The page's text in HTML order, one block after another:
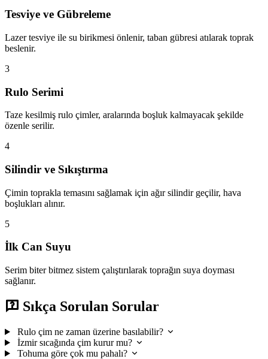
Tesviye ve Gübreleme
Lazer tesviye ile su birikmesi önlenir, taban gübresi atılarak toprak
beslenir.
3
Rulo Serimi
Taze kesilmiş rulo çimler, aralarında boşluk kalmayacak şekilde
özenle serilir.
4
Silindir ve Sıkıştırma
Çimin toprakla temasını sağlamak için ağır silindir geçilir, hava
boşlukları alınır.
5
İlk Can Suyu
Serim biter bitmez sistem çalıştırılarak toprağın suya doyması
sağlanır.
Sıkça Sorulan Sorular
Rulo çim ne zaman üzerine basılabilir?
İzmir sıcağında çim kurur mu?
Tohuma göre çok mu pahalı?